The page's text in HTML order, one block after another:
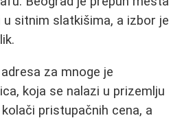
sitnim slatkišima, a izbor je
za mnoge je
koja se nalazi u prizemlju
pristupačnih cena, a